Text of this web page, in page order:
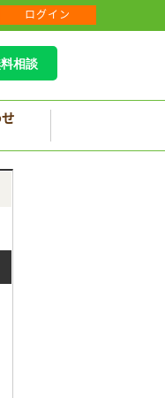
相談
ログイン